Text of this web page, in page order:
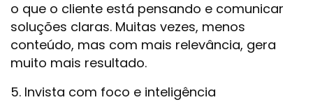
o que o cliente está pensando e comunicar
soluções claras. Muitas vezes, menos
conteúdo, mas com mais relevância, gera
muito mais resultado.
5. Invista com foco e inteligência